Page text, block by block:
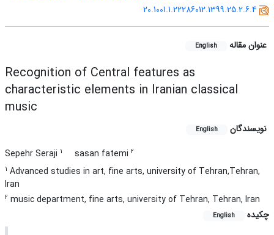
20.1001.1.22286012.1399.25.2.6.4
عنوان مقاله English
Recognition of Central features as
characteristic elements in Iranian classical
music
نویسندگان English
Sepehr Seraji 1 sasan fatemi 2
1 Advanced studies in art, fine arts, university of Tehran,Tehran,
Iran
2 music department, fine arts, university of Tehran, Tehran, Iran
چکیده
English